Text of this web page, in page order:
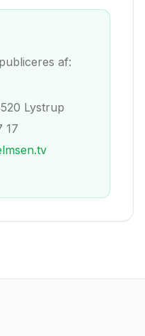
af:
Lystrup
17